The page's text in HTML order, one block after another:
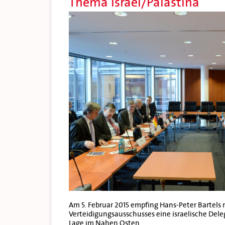
Am 5. Februar 2015 empfing Hans-Peter
Verteidigungsausschusses eine israelische
Lage im Nahen Osten.